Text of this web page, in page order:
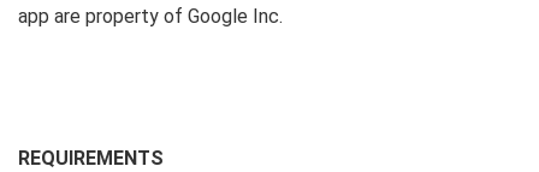
app are property of Google Inc.
REQUIREMENTS